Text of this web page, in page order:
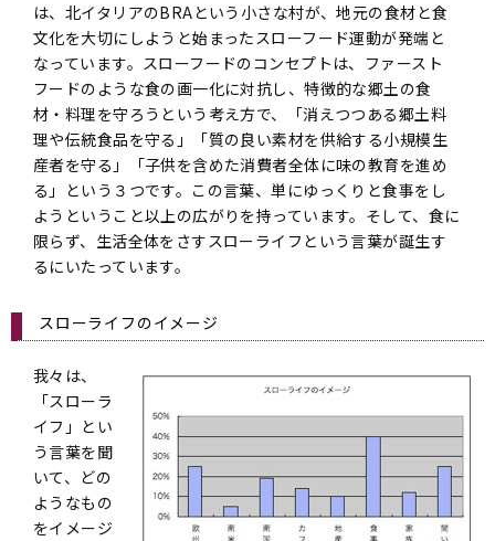
は、北イタリアのBRAという小さな村が、地元の食材と食
文化を大切にしようと始まったスローフード運動が発端と
なっています。スローフードのコンセプトは、ファースト
フードのような食の画一化に対抗し、特徴的な郷土の食
材・料理を守ろうという考え方で、「消えつつある郷土料
理や伝統食品を守る」「質の良い素材を供給する小規模生
産者を守る」「子供を含めた消費者全体に味の教育を進め
る」という３つです。この言葉、単にゆっくりと食事をし
ようということ以上の広がりを持っています。そして、食に
限らず、生活全体をさすスローライフという言葉が誕生す
るにいたっています。
スローライフのイメージ
我々は、
「スローラ
イフ」とい
う言葉を聞
いて、どの
ようなもの
をイメージ